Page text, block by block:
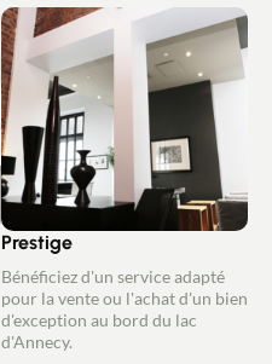
Prestige
Bénéficiez d'un service adapté
pour la vente ou l'achat d'un bien
d'exception au bord du lac
d'Annecy.